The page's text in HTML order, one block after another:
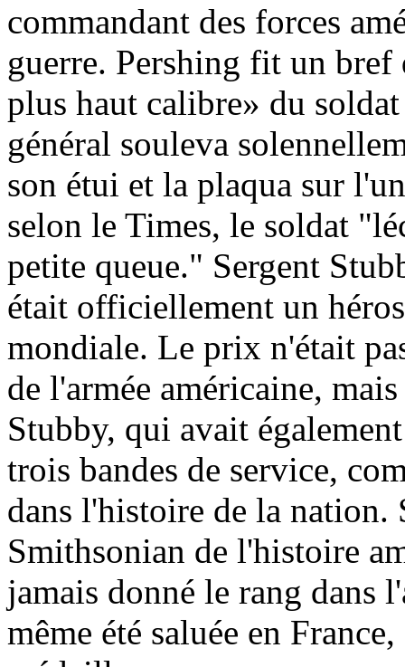
commandant des forces
guerre. Pershing fit un
plus haut calibre» du
général souleva
son étui et la plaqua sur
selon le Times, le soldat
petite queue." Sergent
était officiellement un
mondiale. Le prix n'était
de l'armée américaine,
Stubby, qui avait
trois bandes de service,
dans l'histoire de la nation.
Smithsonian de l'histoire
jamais donné le rang dans
même été saluée en